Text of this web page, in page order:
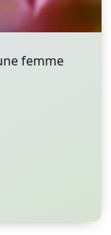
femme